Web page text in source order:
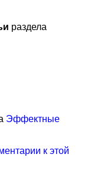
раздела
Эффектные
к этой